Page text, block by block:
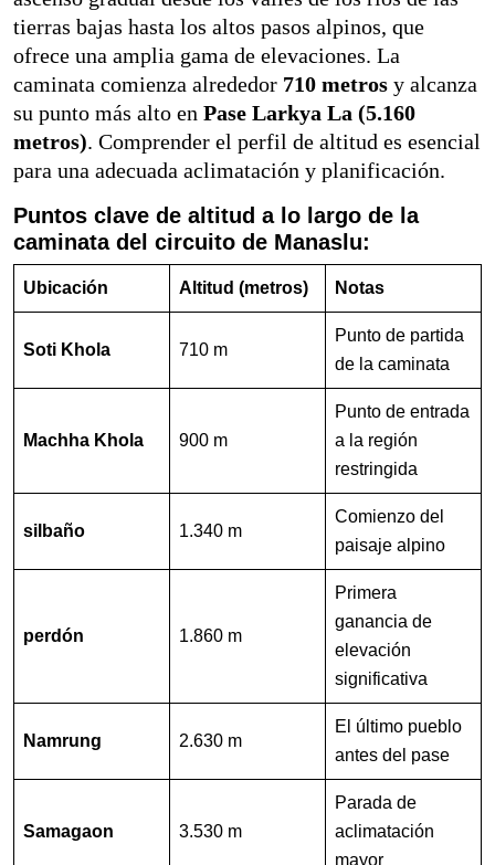
tierras bajas hasta los altos pasos alpinos, que
ofrece una amplia gama de elevaciones. La
caminata comienza alrededor 710 metros y alcanza
su punto más alto en Pase Larkya La (5.160
metros). Comprender el perfil de altitud es esencial
para una adecuada aclimatación y planificación.
Puntos clave de altitud a lo largo de la
caminata del circuito de Manaslu:
Ubicación Altitud (metros) Notas
Soti Khola 710 m
Punto de partida
de la caminata
Machha Khola 900 m
Punto de entrada
a la región
restringida
silbaño 1.340 m
Comienzo del
paisaje alpino
perdón 1.860 m
Primera
ganancia de
elevación
significativa
Namrung 2.630 m
El último pueblo
antes del pase
Samagaon 3.530 m
Parada de
aclimatación
mayor